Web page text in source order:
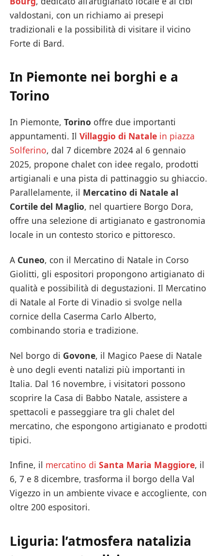
valdostani, con un richiamo ai presepi
tradizionali e la possibilità di visitare il vicino
Forte di Bard.
In Piemonte nei borghi e a
Torino
In Piemonte, Torino offre due importanti
appuntamenti. Il Villaggio di Natale in piazza
Solferino, dal 7 dicembre 2024 al 6 gennaio
2025, propone chalet con idee regalo, prodotti
artigianali e una pista di pattinaggio su ghiaccio.
Parallelamente, il Mercatino di Natale al
Cortile del Maglio, nel quartiere Borgo Dora,
offre una selezione di artigianato e gastronomia
locale in un contesto storico e pittoresco.
A Cuneo, con il Mercatino di Natale in Corso
Giolitti, gli espositori propongono artigianato di
qualità e possibilità di degustazioni. Il Mercatino
di Natale al Forte di Vinadio si svolge nella
cornice della Caserma Carlo Alberto,
combinando storia e tradizione.
Nel borgo di Govone, il Magico Paese di Natale
è uno degli eventi natalizi più importanti in
Italia. Dal 16 novembre, i visitatori possono
scoprire la Casa di Babbo Natale, assistere a
spettacoli e passeggiare tra gli chalet del
mercatino, che espongono artigianato e prodotti
tipici.
Infine, il mercatino di Santa Maria Maggiore, il
6, 7 e 8 dicembre, trasforma il borgo della Val
Vigezzo in un ambiente vivace e accogliente, con
oltre 200 espositori.
Liguria: l’atmosfera natalizia